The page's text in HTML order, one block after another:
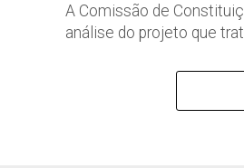
A Comissão de
análise do projeto que